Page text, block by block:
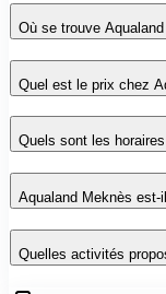
Où se trouve
Quel est le prix chez
Quels sont les
Aqualand Meknès est-
Quelles activités